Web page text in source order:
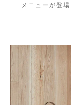
メニューが登